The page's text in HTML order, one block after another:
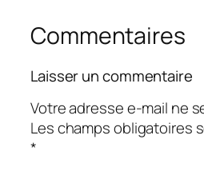
Commentaires
Laisser un commentaire
Votre adresse e-mail ne
Les champs obligatoires
*